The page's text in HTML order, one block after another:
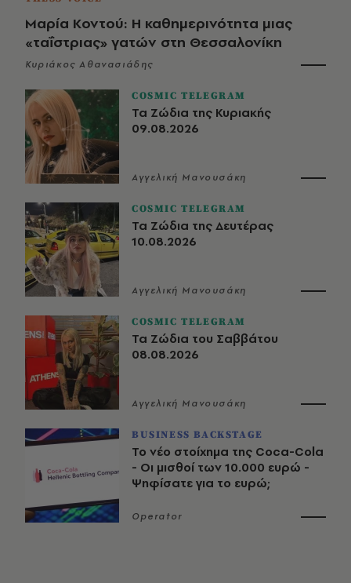
Μαρία Κοντού: Η καθημερινότητα μιας
«ταΐστριας» γατών στη Θεσσαλονίκη
Κυριάκος Αθανασιάδης
COSMIC TELEGRAM
Τα Ζώδια της Κυριακής
09.08.2026
Αγγελική Μανουσάκη
COSMIC TELEGRAM
Τα Ζώδια της Δευτέρας
10.08.2026
Αγγελική Μανουσάκη
COSMIC TELEGRAM
Τα Ζώδια του Σαββάτου
08.08.2026
Αγγελική Μανουσάκη
BUSINESS BACKSTAGE
Το νέο στοίχημα της Coca-Cola
- Οι μισθοί των 10.000 ευρώ -
Ψηφίσατε για το ευρώ;
Operator